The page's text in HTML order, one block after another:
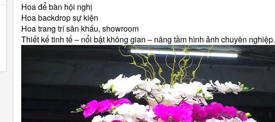
Hoa để bàn hội nghị
Hoa backdrop sự kiện
Hoa trang trí sân khấu, showroom
Thiết kế tinh tế – nổi bật không gian – nâng tầm hình ảnh chuyên nghiệp.